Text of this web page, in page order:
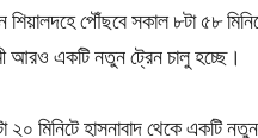
পৌঁছবে সকাল ৮টা ৫৮
আরও একটি নতুন ট্রেন চালু হচ্ছে।
২০ মিনিটে হাসনাবাদ থেকে একটি